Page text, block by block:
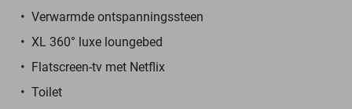
Verwarmde ontspanningssteen
XL 360° luxe loungebed
Flatscreen-tv met Netflix
Toilet